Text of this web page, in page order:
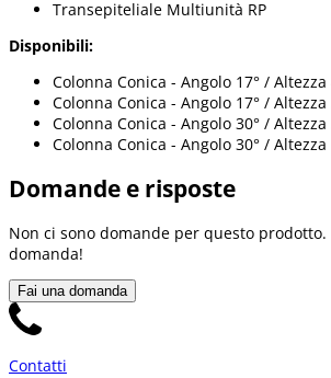
Transepiteliale Multiunità RP
Disponibili:
Colonna Conica - Angolo 17° /
Colonna Conica - Angolo 17° /
Colonna Conica - Angolo 30° /
Colonna Conica - Angolo 30° /
Domande e risposte
Non ci sono domande per questo prodotto.
domanda!
Fai una domanda
Contatti